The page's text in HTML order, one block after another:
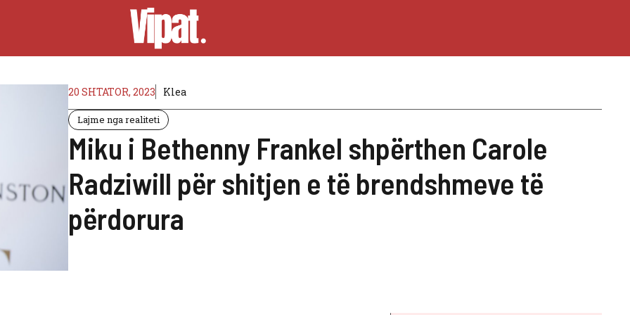
20 SHTATOR, 2023 Klea
Lajme nga realiteti
Miku i Bethenny Frankel shpërthen Carole
Radziwill për shitjen e të brendshmeve të
përdorura